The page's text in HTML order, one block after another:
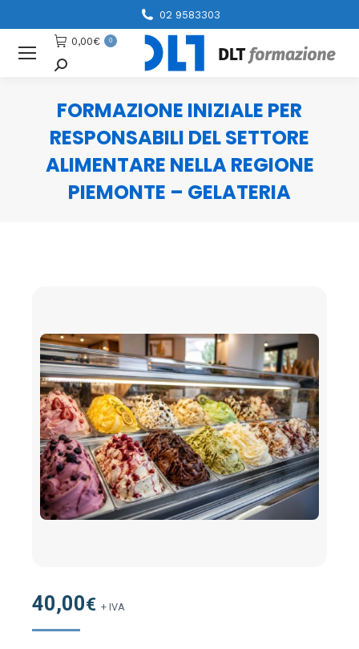
02 9583303
0,00€ 0
Cerca
FORMAZIONE INIZIALE PER
RESPONSABILI DEL SETTORE
ALIMENTARE NELLA REGIONE
PIEMONTE – GELATERIA
40,00€ + IVA